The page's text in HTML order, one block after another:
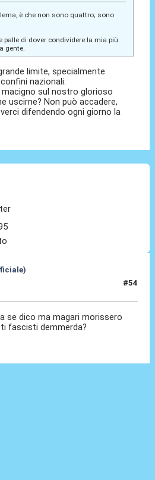
è che non sono quattro; sono
palle di dover condividere la mia più
gente.
limite, specialmente
nazionali.
sul nostro glorioso
uscirne? Non può accadere,
difendendo ogni giorno la
#54
se dico ma magari morissero
fascisti demmerda?